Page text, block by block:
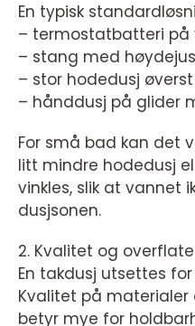
En typisk
– termostatbatteri på
– stang med
– stor hodedusj øverst
– hånddusj på glider
For små bad kan det
litt mindre hodedusj
vinkles, slik at vannet
dusjsonen.
2. Kvalitet og overflate
En takdusj utsettes
Kvalitet på
betyr mye for